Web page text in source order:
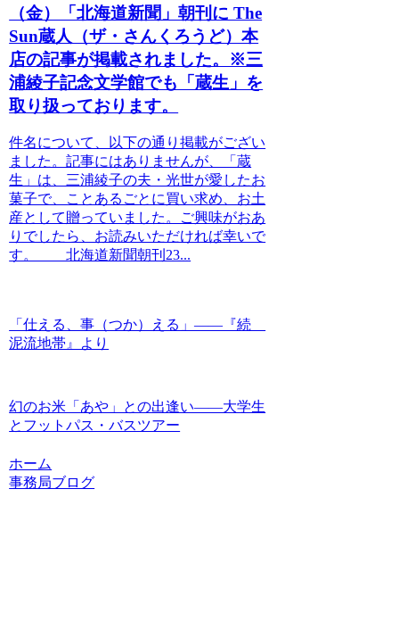
（金）「北海道新聞」朝刊に The
Sun蔵人（ザ・さんくろうど）本
店の記事が掲載されました。※三
浦綾子記念文学館でも「蔵生」を
取り扱っております。
件名について、以下の通り掲載がござい
ました。記事にはありませんが、「蔵
生」は、三浦綾子の夫・光世が愛したお
菓子で、ことあるごとに買い求め、お土
産として贈っていました。ご興味がおあ
りでしたら、お読みいただければ幸いで
す。 北海道新聞朝刊23...
「仕える、事（つか）える」――『続
泥流地帯』より
幻のお米「あや」との出逢い――大学生
とフットパス・バスツアー
ホーム
事務局ブログ